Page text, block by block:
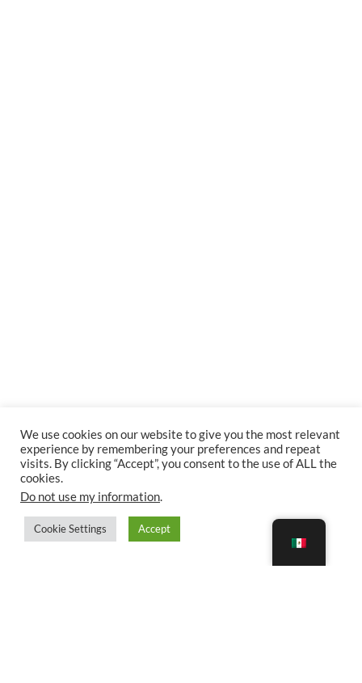
We use cookies on our website to give you the most relevant
experience by remembering your preferences and repeat
visits. By clicking “Accept”, you consent to the use of ALL the
cookies.
Do not use my information.
Cookie Settings Accept